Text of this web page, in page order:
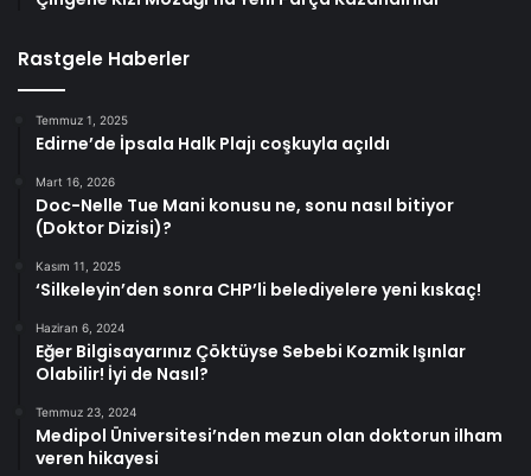
Rastgele Haberler
Temmuz 1, 2025
Edirne’de İpsala Halk Plajı coşkuyla açıldı
Mart 16, 2026
Doc-Nelle Tue Mani konusu ne, sonu nasıl bitiyor
(Doktor Dizisi)?
Kasım 11, 2025
‘Silkeleyin’den sonra CHP’li belediyelere yeni kıskaç!
Haziran 6, 2024
Eğer Bilgisayarınız Çöktüyse Sebebi Kozmik Işınlar
Olabilir! İyi de Nasıl?
Temmuz 23, 2024
Medipol Üniversitesi’nden mezun olan doktorun ilham
veren hikayesi